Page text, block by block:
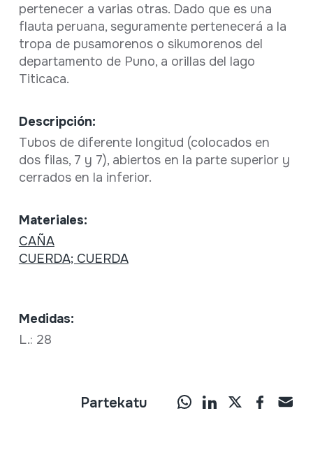
pertenecer a varias otras. Dado que es una
flauta peruana, seguramente pertenecerá a la
tropa de pusamorenos o sikumorenos del
departamento de Puno, a orillas del lago
Titicaca.
Descripción:
Tubos de diferente longitud (colocados en
dos filas, 7 y 7), abiertos en la parte superior y
cerrados en la inferior.
Materiales:
CAÑA
CUERDA; CUERDA
Medidas:
L.: 28
Partekatu